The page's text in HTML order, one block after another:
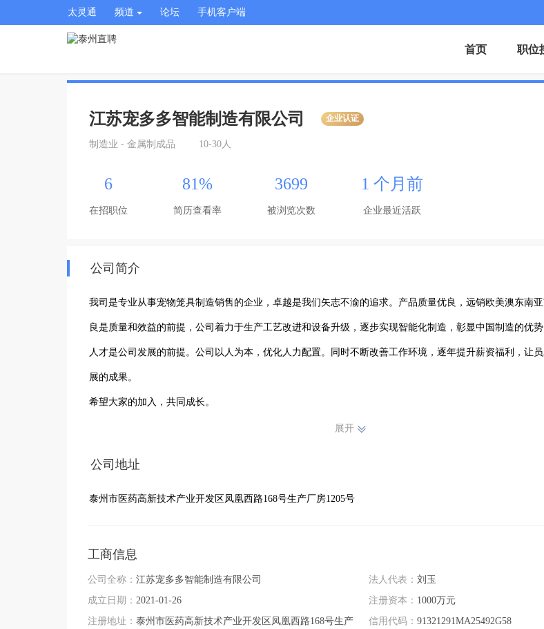
太灵通 频道 论坛 手机客户端
首页 职位
江苏宠多多智能制造有限公司 企业认证
制造业 - 金属制成品 10-30人
6
在招职位
81%
简历查看率
3699
被浏览次数
1 个月前
企业最近活跃
公司简介
我司是专业从事宠物笼具制造销售的企业，卓越是我们矢志不渝的追求。产品质量优良，远销欧美澳东南
良是质量和效益的前提，公司着力于生产工艺改进和设备升级，逐步实现智能化制造，彰显中国制造的优势
人才是公司发展的前提。公司以人为本，优化人力配置。同时不断改善工作环境，逐年提升薪资福利，让
展的成果。
希望大家的加入，共同成长。
展开
公司地址
泰州市医药高新技术产业开发区凤凰西路168号生产厂房1205号
工商信息
公司全称： 江苏宠多多智能制造有限公司
成立日期： 2021-01-26
注册地址： 泰州市医药高新技术产业开发区凤凰西路168号生产
法人代表： 刘玉
注册资本： 1000万元
信用代码： 91321291MA25492G58